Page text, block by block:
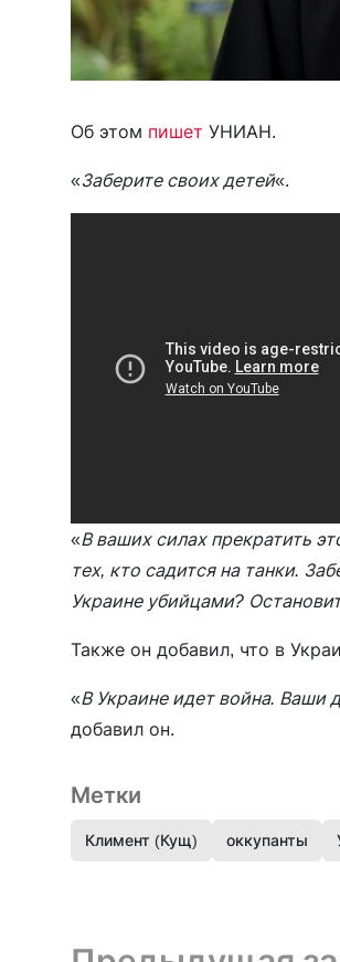
Об этом пишет УНИАН.
«Заберите своих детей«.
«В ваших силах прекратить
тех, кто садится на танки.
Украине убийцами?
Также он добавил, что в
«В Украине идет война. Ваши
добавил он.
Метки
Климент (Кущ) оккупанты
Предыдущая запись и